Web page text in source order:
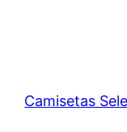
Camisetas